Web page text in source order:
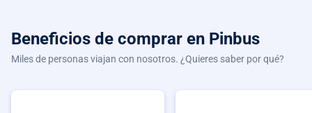
Beneficios de comprar en Pinbus
Miles de personas viajan con nosotros. ¿Quieres saber por qué?